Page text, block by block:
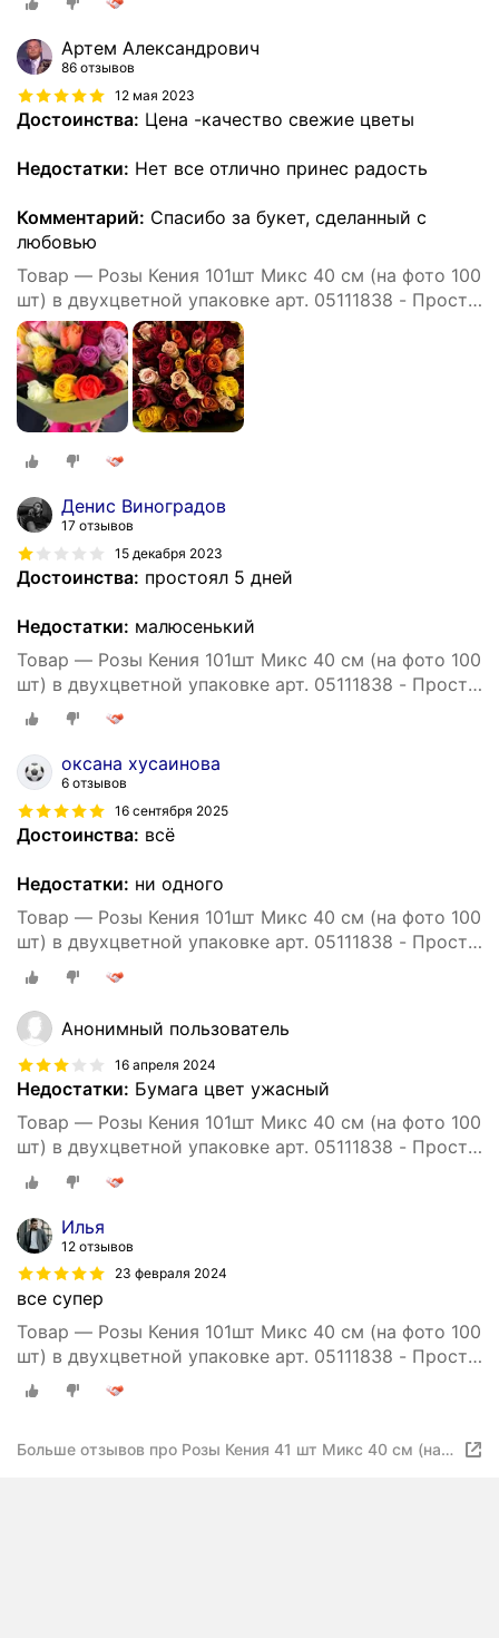
Aртем Александрович
86 отзывов
12 мая 2023
Достоинства: Цена -качество свежие цветы
Недостатки: Нет все отлично принес радость
Комментарий: Спасибо за букет, сделанный с
любовью
Товар — Розы Кения 101шт Микс 40 см (на фото 100
шт) в двухцветной упаковке арт. 05111838 - Просто
роза ру st hi po kr ak
Денис Виноградов
17 отзывов
15 декабря 2023
Достоинства: простоял 5 дней
Недостатки: малюсенький
Товар — Розы Кения 101шт Микс 40 см (на фото 100
шт) в двухцветной упаковке арт. 05111838 - Просто
роза ру st hi po kr ak
оксана хусаинова
6 отзывов
16 сентября 2025
Достоинства: всё
Недостатки: ни одного
Товар — Розы Кения 101шт Микс 40 см (на фото 100
шт) в двухцветной упаковке арт. 05111838 - Просто
роза ру st hi po kr ak
Анонимный пользователь
16 апреля 2024
Недостатки: Бумага цвет ужасный
Товар — Розы Кения 101шт Микс 40 см (на фото 100
шт) в двухцветной упаковке арт. 05111838 - Просто
роза ру st hi po kr ak
Илья
12 отзывов
23 февраля 2024
все супер
Товар — Розы Кения 101шт Микс 40 см (на фото 100
шт) в двухцветной упаковке арт. 05111838 - Просто
роза ру st hi po kr ak
Больше отзывов про Розы Кения 41 шт Микс 40 см (на